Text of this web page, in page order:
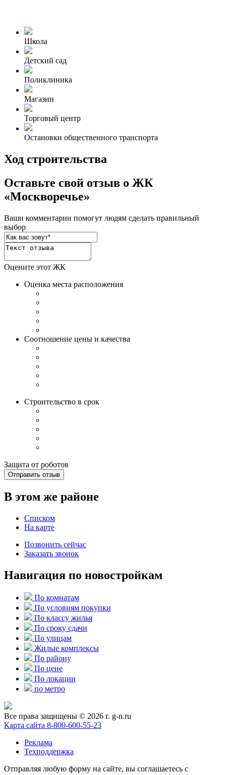
Школа
Детский сад
Поликлиника
Магазин
Торговый центр
Остановки общественного транспорта
Ход строительства
Оставьте свой отзыв о ЖК
«Москворечье»
Ваши комментарии помогут людям сделать правильный
выбор
Оцените этот ЖК
Оценка места расположения
Соотношение цены и качества
Строительство в срок
Защита от роботов
Отправить отзыв
В этом же районе
Списком
На карте
Позвонить сейчас
Заказать звонок
Навигация по новостройкам
По комнатам
По условиям покупки
По классу жилья
По сроку сдачи
По улицам
Жилые комплексы
По району
По цене
По локации
по метро
Все права защищены © 2026 г. g-n.ru
Карта сайта 8-800-600-55-23
Реклама
Техподдержка
Отправляя любую форму на сайте, вы соглашаетесь с